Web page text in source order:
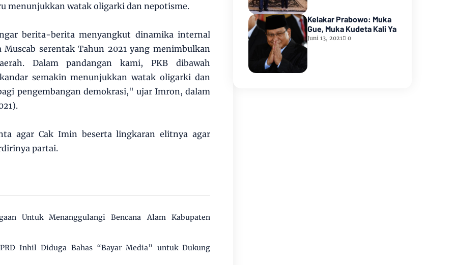
menunjukkan watak oligarki dan nepotisme.
berita-berita menyangkut dinamika internal
Muscab serentak Tahun 2021 yang menimbulkan
Dalam pandangan kami, PKB dibawah
semakin menunjukkan watak oligarki dan
pengembangan demokrasi," ujar Imron, dalam
agar Cak Imin beserta lingkaran elitnya agar
partai.
Untuk Menanggulangi Bencana Alam Kabupaten
Inhil Diduga Bahas “Bayar Media” untuk Dukung
Kelakar Prabowo: Muka
Gue, Muka Kudeta Kali Ya
Juni 13, 2021 0